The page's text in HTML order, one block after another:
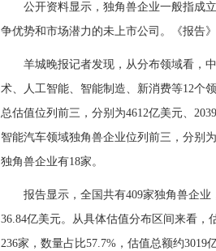
公开资料显示，独角兽企业一般指成
争优势和市场潜力的未上市公司。《报告
羊城晚报记者发现，从分布领域看，
术、人工智能、智能制造、新消费等12个
总估值位列前三，分别为4612亿美元、
智能汽车领域独角兽企业位列前三，分别
独角兽企业有18家。
报告显示，全国共有409家独角兽企
36.84亿美元。从具体估值分布区间来看
236家，数量占比57.7%，估值总额约